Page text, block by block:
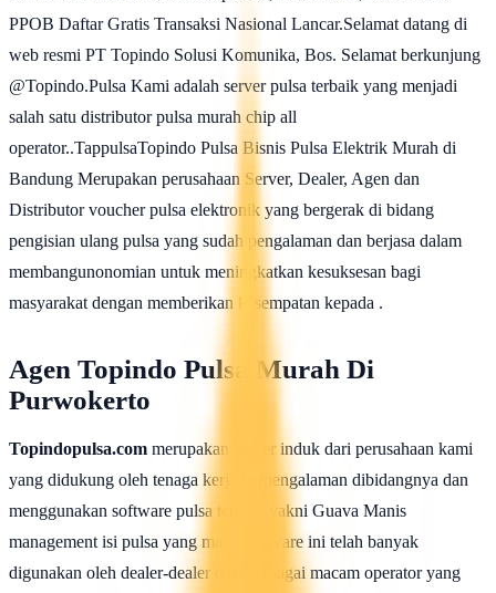
PPOB Daftar Gratis Transaksi Nasional Lancar.Selamat datang di
web resmi PT Topindo Solusi Komunika, Bos. Selamat berkunjung
@Topindo.Pulsa Kami adalah server pulsa terbaik yang menjadi
salah satu distributor pulsa murah chip all
operator..TappulsaTopindo Pulsa Bisnis Pulsa Elektrik Murah di
Bandung Merupakan perusahaan Server, Dealer, Agen dan
Distributor voucher pulsa elektronik yang bergerak di bidang
pengisian ulang pulsa yang sudah pengalaman dan berjasa dalam
membangunonomian untuk meningkatkan kesuksesan bagi
masyarakat dengan memberikan kesempatan kepada .
Agen Topindo Pulsa Murah Di
Purwokerto
Topindopulsa.com merupakan server induk dari perusahaan kami
yang didukung oleh tenaga kerja berpengalaman dibidangnya dan
menggunakan software pulsa terbaik yakni Guava Manis
management isi pulsa yang mana software ini telah banyak
digunakan oleh dealer-dealer dari berbagai macam operator yang